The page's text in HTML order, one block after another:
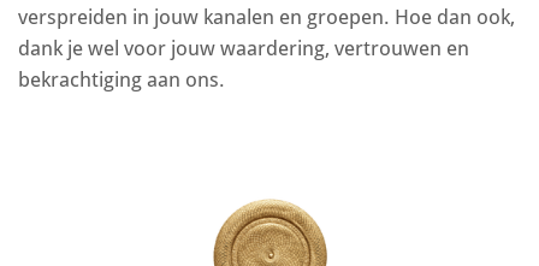
verspreiden in jouw kanalen en groepen. Hoe dan ook,
dank je wel voor jouw waardering, vertrouwen en
bekrachtiging aan ons.